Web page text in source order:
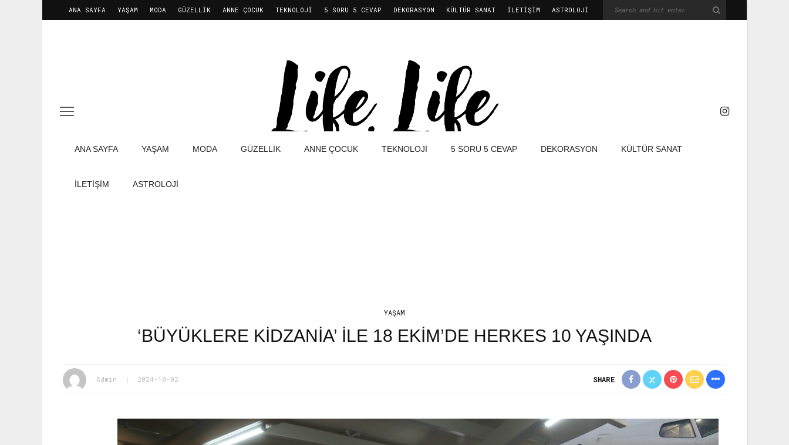
ANA SAYFA YAŞAM MODA GÜZELLIK ANNE ÇOCUK TEKNOLOJI 5 SORU 5 CEVAP DEKORASYON KÜLTÜR SANAT İLETIŞIM ASTROLOJİ
ANA SAYFA YAŞAM MODA GÜZELLIK ANNE ÇOCUK TEKNOLOJI 5 SORU 5 CEVAP DEKORASYON KÜLTÜR SANAT
İLETIŞIM ASTROLOJİ
YAŞAM
‘BÜYÜKLERE KIDZANIA’ ILE 18 EKIM’DE HERKES 10 YAŞINDA
Admin 2024-10-02 SHARE